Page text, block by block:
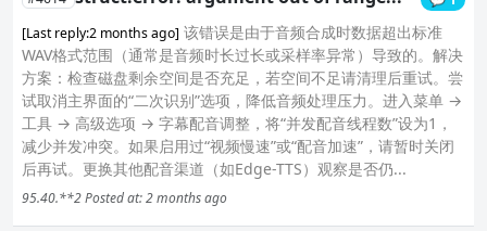
[Last reply:2 months ago] 该错误是由于音频合成时数据超出标准
WAV格式范围（通常是音频时长过长或采样率异常）导致的。解决
方案：检查磁盘剩余空间是否充足，若空间不足请清理后重试。尝
试取消主界面的“二次识别”选项，降低音频处理压力。进入菜单 →
工具 → 高级选项 → 字幕配音调整，将“并发配音线程数”设为1，
减少并发冲突。如果启用过“视频慢速”或“配音加速”，请暂时关闭
后再试。更换其他配音渠道（如Edge-TTS）观察是否仍...
95.40.**2Posted at: 2 months ago